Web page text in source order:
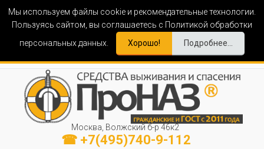
Мы используем файлы cookie и рекомендательные технологии.
Пользуясь сайтом, вы соглашаетесь с Политикой обработки
персональных данных.
Хорошо! Подробнее...
Москва, Волжский б-р 46к2
☎ +7(495)740-9-112